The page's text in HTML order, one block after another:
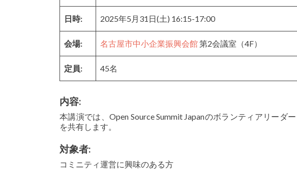
日時: 2025年5月31日(土) 16:15-17:00
会場: 名古屋市中小企業振興会館第2会議室（4F）
定員: 45名
内容:
本講演では、Open Source Summit Japanのボランティアリー
を共有します。
対象者:
コミニティ運営に興味のある方